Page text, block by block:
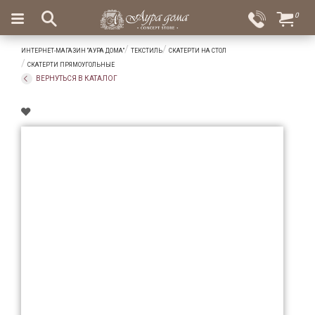
Вход
Избранное
×
Салоны
Доставка
Оплата
Ароматы
0
ИНТЕРНЕТ-МАГАЗИН "АУРА ДОМА" ТЕКСТИЛЬ
СКАТЕРТИ НА СТОЛ
СКАТЕРТИ ПРЯМОУГОЛЬНЫЕ
ВЕРНУТЬСЯ В КАТАЛОГ